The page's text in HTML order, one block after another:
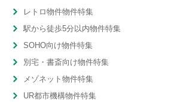
レトロ物件物件特集
駅から徒歩5分以内物件特集
SOHO向け物件特集
別宅・書斎向け物件特集
メゾネット物件特集
UR都市機構物件特集